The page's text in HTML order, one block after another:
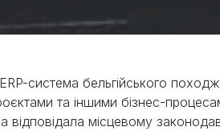
система бельгійського
та іншими бізнес-
відповідала місцевому